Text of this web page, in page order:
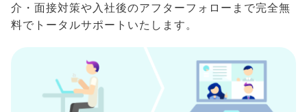
介・面接対策や入社後のアフターフォローまで完全無
料でトータルサポートいたします。